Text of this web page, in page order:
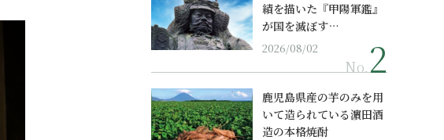
績を描いた『甲陽軍鑑』
が国を滅ぼす…
2026/08/02
No.
鹿児島県産の芋のみを用
いて造られている濵田酒
造の本格焼酎